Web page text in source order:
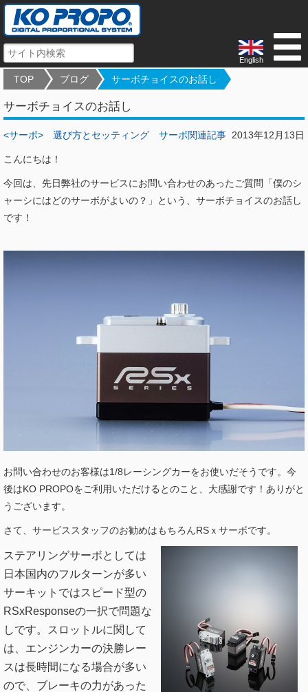
English
TOP ブログ サーボチョイスのお話し
サーボチョイスのお話し
2013年12月13日
<サーボ> 選び方とセッティング サーボ関連記事
こんにちは！
今回は、先日弊社のサービスにお問い合わせのあったご質問「僕のシ
ャーシにはどのサーボがよいの？」という、サーボチョイスのお話し
です！
お問い合わせのお客様は1/8レーシングカーをお使いだそうです。今
後はKO PROPOをご利用いただけるとのこと、大感謝です！ありがと
うございます。
さて、サービススタッフのお勧めはもちろんRSｘサーボです。
ステアリングサーボとしては
日本国内のフルターンが多い
サーキットではスピード型の
RSxResponseの一択で問題な
しです。スロットルに関して
は、エンジンカーの決勝レー
スは長時間になる場合が多い
ので、ブレーキの力があった